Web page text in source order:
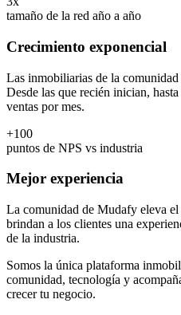
tamaño de la red año a año
Crecimiento exponencial
Las inmobiliarias de la
Desde las que recién inician,
ventas por mes.
+100
puntos de NPS vs industria
Mejor experiencia
La comunidad de Mudafy eleva
brindan a los clientes una
de la industria.
Somos la única plataforma
comunidad, tecnología y
crecer tu negocio.